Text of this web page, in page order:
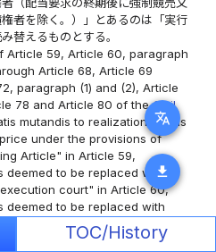
translate
download
者を除く。）」とあるのは「実行
替えるものとする。
Article 59, Article 60, paragraph
Article 68, Article 69
paragraph (1) and (2), Article
78 and Article 80 of theCivil
mutandis to realization. In this
under the provisions of
Article" in Article 59,
deemed to be replaced with
court" in Article 60,
deemed to be replaced with
in that paragraph and
is deemed to be replaced with
TOC/History